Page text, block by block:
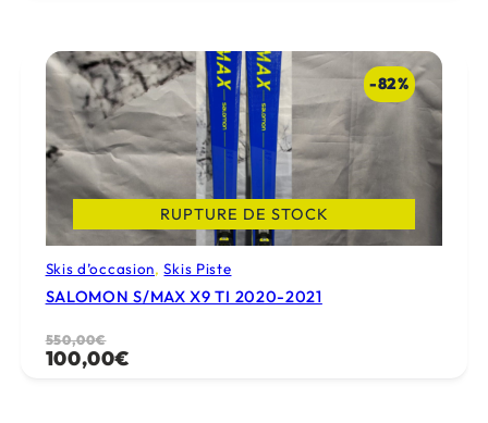
599,00€.
420,00€.
-82%
RUPTURE DE STOCK
Skis d’occasion, Skis Piste
SALOMON S/MAX X9 TI 2020-2021
550,00€
Le
prix
100,00€
Le
prix